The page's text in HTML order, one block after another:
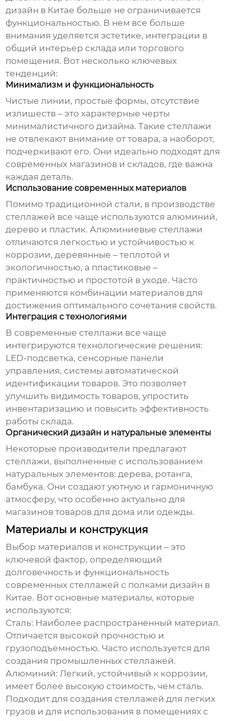
дизайн в Китае больше не ограничивается
функциональностью. В нем все больше
внимания уделяется эстетике, интеграции в
общий интерьер склада или торгового
помещения. Вот несколько ключевых
тенденций:
Минимализм и функциональность
Чистые линии, простые формы, отсутствие
излишеств – это характерные черты
минималистичного дизайна. Такие стеллажи
не отвлекают внимание от товара, а наоборот,
подчеркивают его. Они идеально подходят для
современных магазинов и складов, где важна
каждая деталь.
Использование современных материалов
Помимо традиционной стали, в производстве
стеллажей все чаще используются алюминий,
дерево и пластик. Алюминиевые стеллажи
отличаются легкостью и устойчивостью к
коррозии, деревянные – теплотой и
экологичностью, а пластиковые –
практичностью и простотой в уходе. Часто
применяются комбинации материалов для
достижения оптимального сочетания свойств.
Интеграция с технологиями
В современные стеллажи все чаще
интегрируются технологические решения:
LED-подсветка, сенсорные панели
управления, системы автоматической
идентификации товаров. Это позволяет
улучшить видимость товаров, упростить
инвентаризацию и повысить эффективность
работы склада.
Органический дизайн и натуральные элементы
Некоторые производители предлагают
стеллажи, выполненные с использованием
натуральных элементов: дерева, ротанга,
бамбука. Они создают уютную и гармоничную
атмосферу, что особенно актуально для
магазинов товаров для дома или одежды.
Материалы и конструкция
Выбор материалов и конструкции – это
ключевой фактор, определяющий
долговечность и функциональность
современных стеллажей с полками дизайн в
Китае. Вот основные материалы, которые
используются:
Сталь: Наиболее распространенный материал.
Отличается высокой прочностью и
грузоподъемностью. Часто используется для
создания промышленных стеллажей.
Алюминий: Легкий, устойчивый к коррозии,
имеет более высокую стоимость, чем сталь.
Подходит для создания стеллажей для легких
грузов и для использования в помещениях с